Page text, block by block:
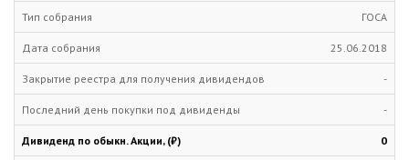
ГОСА
25.06.2018
-
-
0